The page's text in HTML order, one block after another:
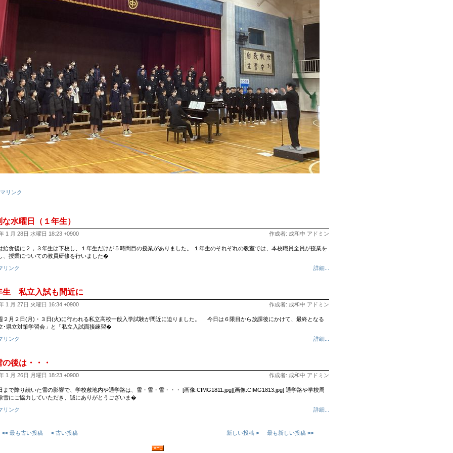
リンク
な水曜日（１年生）
1 月 28日 水曜日 18:23 +0900 作成者: 成和中 アドミン
給食後に２，３年生は下校し、１年生だけが５時間目の授業がありました。 １年生のそれぞれの教室では、本校職員全員が授業を
、授業についての教員研修を行いました�
リンク
詳細...
生 私立入試も間近に
1 月 27日 火曜日 16:34 +0900 作成者: 成和中 アドミン
月２日(月)・３日(火)に行われる私立高校一般入学試験が間近に迫りました。 今日は６限目から放課後にかけて、最終となる
･県立対策学習会」と「私立入試面接練習�
リンク
詳細...
の後は・・・
1 月 26日 月曜日 18:23 +0900 作成者: 成和中 アドミン
まで降り続いた雪の影響で、学校敷地内や通学路は、雪・雪・雪・・・ [画像:CIMG1811.jpg][画像:CIMG1813.jpg] 通学路や学校周
雪にご協力していただき、誠にありがとうございま�
リンク
詳細...
<< 最も古い投稿 < 古い投稿 新しい投稿 > 最も新しい投稿 >>